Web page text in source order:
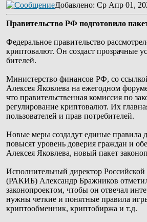
Добавлено: Ср Апр 01,
Правительство РФ подготовило
Фе­дераль­ное пра­витель­ство
крип­то­валют. Он соз­даст проз­рач­ные
бите­лей.
Министерство финансов РФ, со
Алексея Яковлева на ежегодном
что правительственная комиссия по
регулирование криптовалют. Их
пользователей и прав потребителей.
Новые меры создадут единые правила
повысят уровень доверия граждан и
Алексея Яковлева, новый пакет
Исполнительный директор
(РАКИБ) Александр Бражников
законопроектом, чтобы он отвечал
нужны четкие и понятные правила
криптообменник, криптобиржа и т.д.